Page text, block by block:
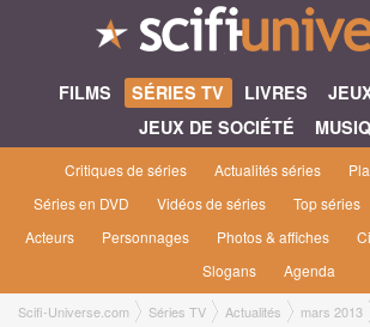
FILMS SÉRIES TV LIVRES
JEUX DE SOCIÉTÉ
Critiques de séries Actualités séries
Séries en DVD
Vidéos de séries Top séries
Acteurs
Personnages Photos & affiches
Slogans
Agenda
Scifi-Universe.com Séries TV Actualités
mars 2013